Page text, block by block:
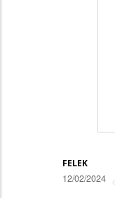
FELEK
12/02/2024